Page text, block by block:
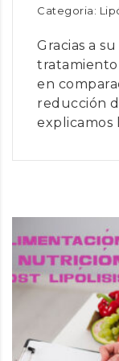
Categoria:
Gracias a
en
reducción
explicamos